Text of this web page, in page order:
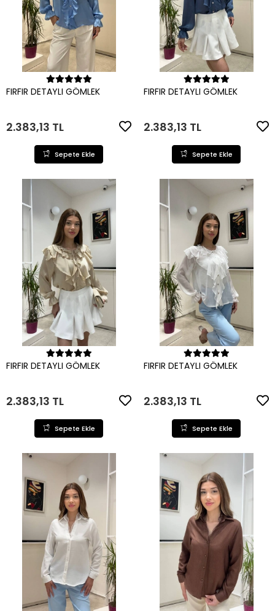
Sepete Ekle
FIRFIR DETAYLI GÖMLEK
2.383,13 TL
Sepete Ekle
Sepete Ekle
FIRFIR DETAYLI GÖMLEK
2.383,13 TL
Sepete Ekle
Sepete Ekle
FIRFIR DETAYLI GÖMLEK
2.383,13 TL
Sepete Ekle
Sepete Ekle
FIRFIR DETAYLI GÖMLEK
2.383,13 TL
Sepete Ekle